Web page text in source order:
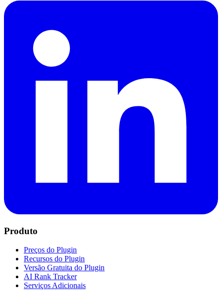
Produto
Preços do Plugin
Recursos do Plugin
Versão Gratuita do Plugin
AI Rank Tracker
Serviços Adicionais